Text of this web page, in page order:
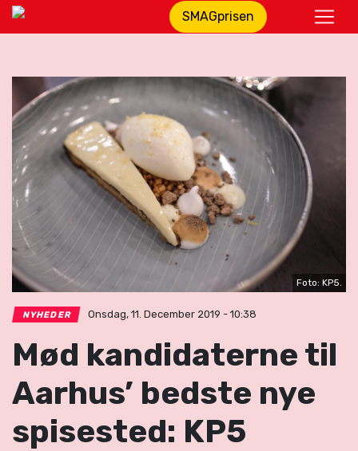
SMAGprisen
Foto: KP5.
NYHEDER Onsdag, 11. December 2019 - 10:38
Mød kandidaterne til
Aarhus’ bedste nye
spisested: KP5